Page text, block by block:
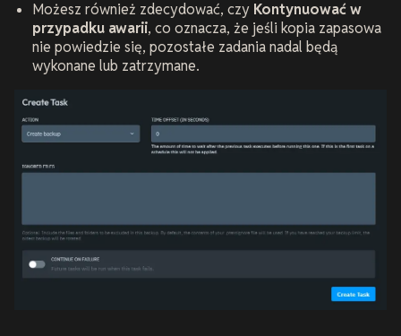
Możesz również zdecydować, czy Kontynuować w
przypadku awarii, co oznacza, że jeśli kopia zapasowa
nie powiedzie się, pozostałe zadania nadal będą
wykonane lub zatrzymane.